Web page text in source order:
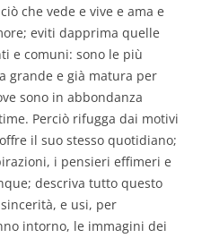
che vede e vive e ama e
eviti dapprima quelle
e comuni: sono le più
grande e già matura per
sono in abbondanza
Perciò rifugga dai motivi
il suo stesso quotidiano;
i pensieri effimeri e
descriva tutto questo
e usi, per
intorno, le immagini dei